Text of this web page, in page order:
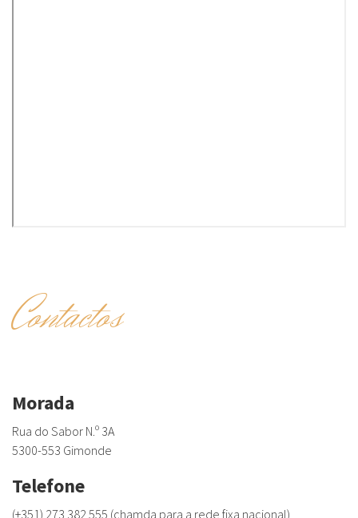
Contactos
Morada
Rua do Sabor N.º 3A
5300-553 Gimonde
Telefone
(+351) 273 382 555 (chamda para a rede fixa nacional)